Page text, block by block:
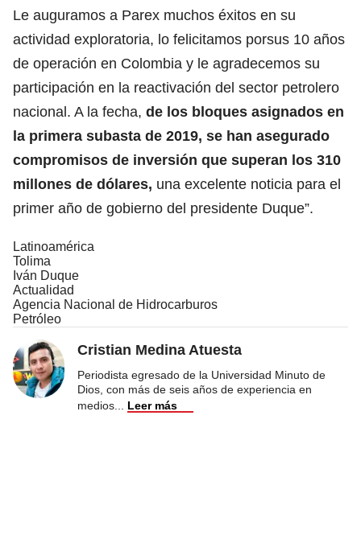
Le auguramos a Parex muchos éxitos en su
actividad exploratoria, lo felicitamos porsus 10 años
de operación en Colombia y le agradecemos su
participación en la reactivación del sector petrolero
nacional. A la fecha, de los bloques asignados en
la primera subasta de 2019, se han asegurado
compromisos de inversión que superan los 310
millones de dólares, una excelente noticia para el
primer año de gobierno del presidente Duque”.
Latinoamérica
Tolima
Iván Duque
Actualidad
Agencia Nacional de Hidrocarburos
Petróleo
Cristian Medina Atuesta
Periodista egresado de la Universidad Minuto de
Dios, con más de seis años de experiencia en
medios
Leer más